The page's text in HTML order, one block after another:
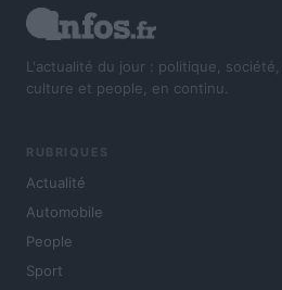
L'actualité du jour : politique,
culture et people, en continu.
RUBRIQUES
Actualité
Automobile
People
Sport